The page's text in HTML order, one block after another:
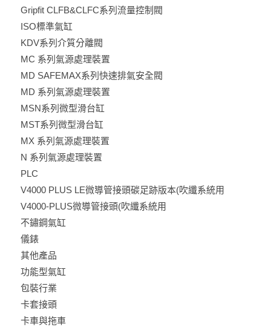
Gripfit CLFB&CLFC系列流量控制閥
ISO標準氣缸
KDV系列介質分離閥
MC 系列氣源處理裝置
MD SAFEMAX系列快速排氣安全閥
MD 系列氣源處理裝置
MSN系列微型滑台缸
MST系列微型滑台缸
MX 系列氣源處理裝置
N 系列氣源處理裝置
PLC
V4000 PLUS LE微導管接頭碳足跡版本(吹纖系統用
V4000-PLUS微導管接頭(吹纖系統用
不鏽鋼氣缸
儀錶
其他產品
功能型氣缸
包裝行業
卡套接頭
卡車與拖車